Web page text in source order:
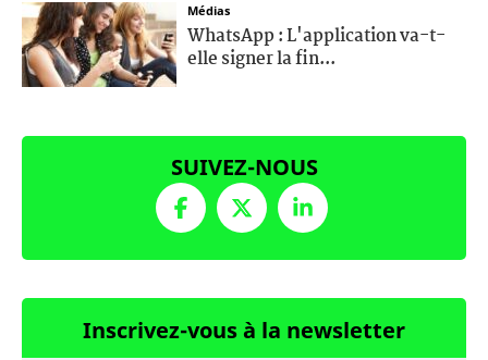
Médias
WhatsApp : L'application va-t-
elle signer la fin...
SUIVEZ-NOUS
Inscrivez-vous à la newsletter